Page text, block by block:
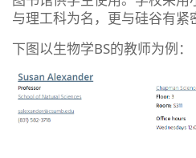
与理工科为名，更与硅谷有紧
下图以生物学BS的教师为例：